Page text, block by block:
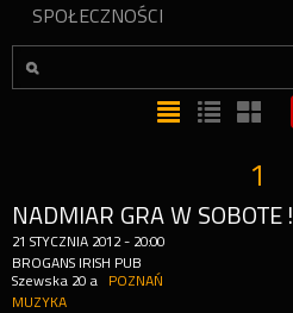
SPOŁECZNOŚCI
1
NADMIAR GRA W SOBOTE!
21 STYCZNIA 2012 - 20:00
BROGANS IRISH PUB
Szewska 20 a
POZNAŃ
MUZYKA